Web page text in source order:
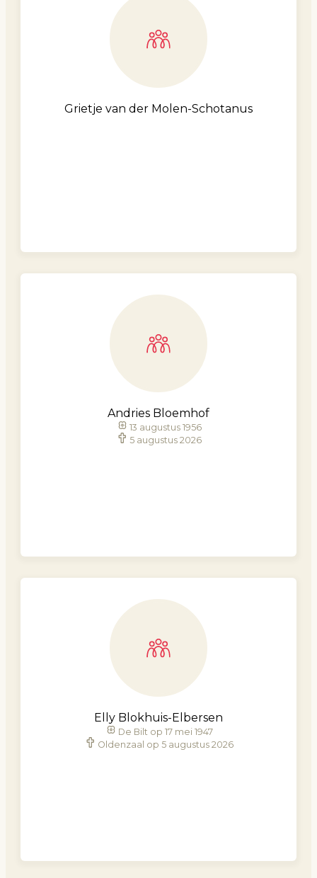
Grietje van der Molen-Schotanus
Andries Bloemhof
13 augustus 1956
5 augustus 2026
Elly Blokhuis-Elbersen
De Bilt op 17 mei 1947
Oldenzaal op 5 augustus 2026